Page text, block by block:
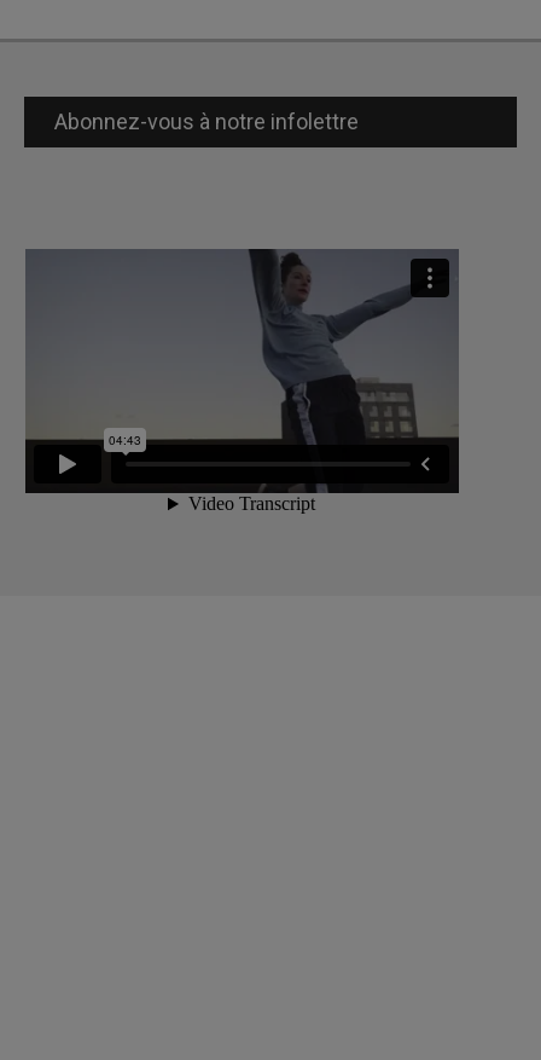
Abonnez-vous à notre infolettre